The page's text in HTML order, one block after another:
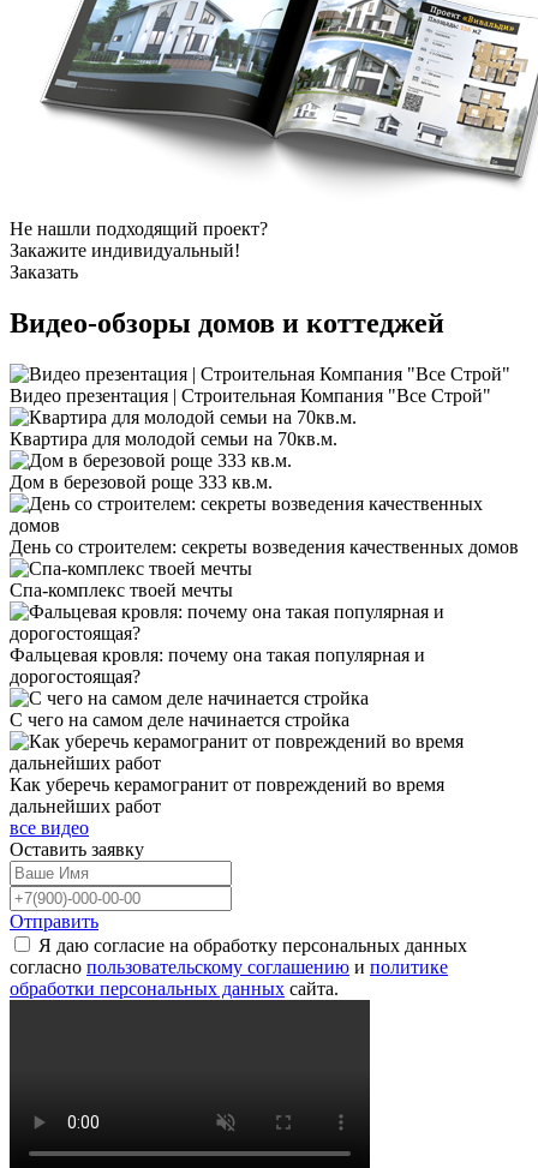
Не нашли подходящий проект?
Закажите индивидуальный!
Заказать
Видео-обзоры домов и коттеджей
Видео презентация | Строительная Компания "Все Строй"
Квартира для молодой семьи на 70кв.м.
Дом в березовой роще 333 кв.м.
День со строителем: секреты возведения качественных домов
Спа-комплекс твоей мечты
Фальцевая кровля: почему она такая популярная и
дорогостоящая?
С чего на самом деле начинается стройка
Как уберечь керамогранит от повреждений во время
дальнейших работ
все видео
Оставить заявку
Отправить
Я даю согласие на обработку персональных данных
согласно пользовательскому соглашению и политике
обработки персональных данных сайта.